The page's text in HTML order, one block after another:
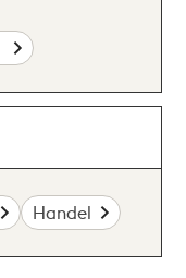
Handel